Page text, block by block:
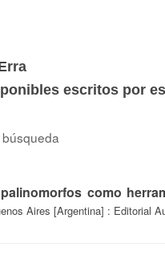
escritos por
como
Aires [Argentina] : Editorial